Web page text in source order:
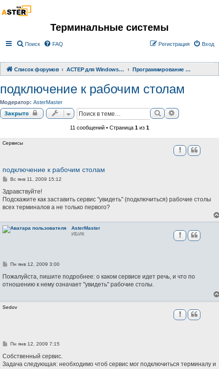
Терминальные системы
Поиск FAQ Вход
Регистрация
Список форумов АСТЕР для Windows 2000/XP/ 7/ 8/ 10 Программирование терминальных систем
подключение к рабочим столам
Модератор: AsterMaster
Закрыто ПоискРасширенный
11 сообщений • Страница 1 из 1
Сервисы
подключение к рабочим столам
С
о
б
щ
е
е
Вс янв 11, 2009 15:12
Здравствуйте!
Подскажите как заставить сервис "увидеть" (подключиться) рабочие столы
всех терминалов а не только первого?
AsterMaster
ИБИК
С
о
щ
и
е
Пн янв 12, 2009 3:00
Пожалуйста, пишите подробнее: о каком сервисе идет речь, и что по
отношению к нему означает "увидеть" рабочие столы.
Sedov
С
о
щ
Пн янв 12, 2009 7:15
Собственный сервис.
Задача следующая: необходимо чтоб сервис мог подключиться терминалу и